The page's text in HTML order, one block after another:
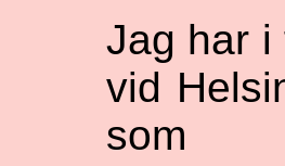
Jag har i
vid
som